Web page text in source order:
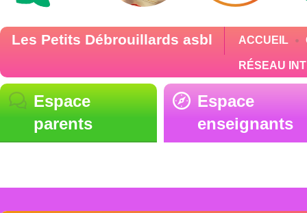
Les Petits Débrouillards asbl ACCUEIL
RÉSEAU
Espace
parents
Espace
enseignants